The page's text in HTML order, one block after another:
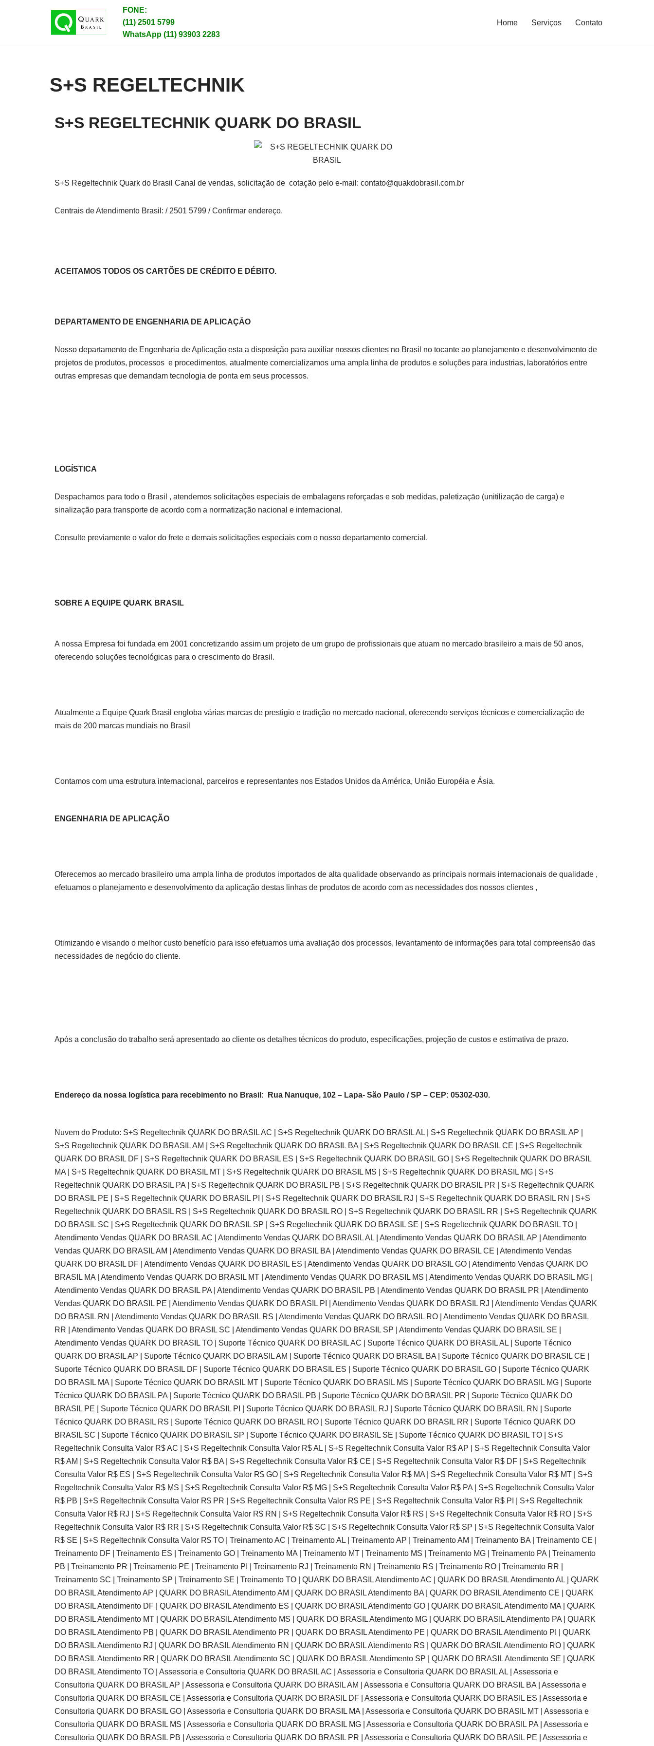
FONE:
(11) 2501 5799
WhatsApp (11) 93903 2283
Home Serviços Contato
S+S REGELTECHNIK
S+S REGELTECHNIK QUARK DO BRASIL
S+S Regeltechnik Quark do Brasil Canal de vendas, solicitação de cotação pelo e-mail: contato@quakdobrasil.com.br
Centrais de Atendimento Brasil: / 2501 5799 / Confirmar endereço.
ACEITAMOS TODOS OS CARTÕES DE CRÉDITO E DÉBITO.
DEPARTAMENTO DE ENGENHARIA DE APLICAÇĀO
Nosso departamento de Engenharia de Aplicação esta a disposição para auxiliar nossos clientes no Brasil no tocante ao planejamento e desenvolvimento de
projetos de produtos, processos e procedimentos, atualmente comercializamos uma ampla linha de produtos e soluções para industrias, laboratórios entre
outras empresas que demandam tecnologia de ponta em seus processos.
LOGÍSTICA
Despachamos para todo o Brasil , atendemos solicitações especiais de embalagens reforçadas e sob medidas, paletizaçāo (unitilizaçāo de carga) e
sinalização para transporte de acordo com a normatização nacional e internacional.
Consulte previamente o valor do frete e demais solicitações especiais com o nosso departamento comercial.
SOBRE A EQUIPE QUARK BRASIL
A nossa Empresa foi fundada em 2001 concretizando assim um projeto de um grupo de profissionais que atuam no mercado brasileiro a mais de 50 anos,
oferecendo soluções tecnológicas para o crescimento do Brasil.
Atualmente a Equipe Quark Brasil engloba várias marcas de prestigio e tradição no mercado nacional, oferecendo serviços técnicos e comercialização de
mais de 200 marcas mundiais no Brasil
Contamos com uma estrutura internacional, parceiros e representantes nos Estados Unidos da América, União Européia e Ásia.
ENGENHARIA DE APLICAÇÃO
Oferecemos ao mercado brasileiro uma ampla linha de produtos importados de alta qualidade observando as principais normais internacionais de qualidade ,
efetuamos o planejamento e desenvolvimento da aplicação destas linhas de produtos de acordo com as necessidades dos nossos clientes ,
Otimizando e visando o melhor custo benefício para isso efetuamos uma avaliação dos processos, levantamento de informações para total compreensão das
necessidades de negócio do cliente.
Após a conclusão do trabalho será apresentado ao cliente os detalhes técnicos do produto, especificações, projeção de custos e estimativa de prazo.
Endereço da nossa logística para recebimento no Brasil: Rua Nanuque, 102 – Lapa- São Paulo / SP – CEP: 05302-030.
Nuvem do Produto: S+S Regeltechnik QUARK DO BRASIL AC | S+S Regeltechnik QUARK DO BRASIL AL | S+S Regeltechnik QUARK DO BRASIL AP |
S+S Regeltechnik QUARK DO BRASIL AM | S+S Regeltechnik QUARK DO BRASIL BA | S+S Regeltechnik QUARK DO BRASIL CE | S+S Regeltechnik
QUARK DO BRASIL DF | S+S Regeltechnik QUARK DO BRASIL ES | S+S Regeltechnik QUARK DO BRASIL GO | S+S Regeltechnik QUARK DO BRASIL
MA | S+S Regeltechnik QUARK DO BRASIL MT | S+S Regeltechnik QUARK DO BRASIL MS | S+S Regeltechnik QUARK DO BRASIL MG | S+S
Regeltechnik QUARK DO BRASIL PA | S+S Regeltechnik QUARK DO BRASIL PB | S+S Regeltechnik QUARK DO BRASIL PR | S+S Regeltechnik QUARK
DO BRASIL PE | S+S Regeltechnik QUARK DO BRASIL PI | S+S Regeltechnik QUARK DO BRASIL RJ | S+S Regeltechnik QUARK DO BRASIL RN | S+S
Regeltechnik QUARK DO BRASIL RS | S+S Regeltechnik QUARK DO BRASIL RO | S+S Regeltechnik QUARK DO BRASIL RR | S+S Regeltechnik QUARK
DO BRASIL SC | S+S Regeltechnik QUARK DO BRASIL SP | S+S Regeltechnik QUARK DO BRASIL SE | S+S Regeltechnik QUARK DO BRASIL TO |
Atendimento Vendas QUARK DO BRASIL AC | Atendimento Vendas QUARK DO BRASIL AL | Atendimento Vendas QUARK DO BRASIL AP | Atendimento
Vendas QUARK DO BRASIL AM | Atendimento Vendas QUARK DO BRASIL BA | Atendimento Vendas QUARK DO BRASIL CE | Atendimento Vendas
QUARK DO BRASIL DF | Atendimento Vendas QUARK DO BRASIL ES | Atendimento Vendas QUARK DO BRASIL GO | Atendimento Vendas QUARK DO
BRASIL MA | Atendimento Vendas QUARK DO BRASIL MT | Atendimento Vendas QUARK DO BRASIL MS | Atendimento Vendas QUARK DO BRASIL MG |
Atendimento Vendas QUARK DO BRASIL PA | Atendimento Vendas QUARK DO BRASIL PB | Atendimento Vendas QUARK DO BRASIL PR | Atendimento
Vendas QUARK DO BRASIL PE | Atendimento Vendas QUARK DO BRASIL PI | Atendimento Vendas QUARK DO BRASIL RJ | Atendimento Vendas QUARK
DO BRASIL RN | Atendimento Vendas QUARK DO BRASIL RS | Atendimento Vendas QUARK DO BRASIL RO | Atendimento Vendas QUARK DO BRASIL
RR | Atendimento Vendas QUARK DO BRASIL SC | Atendimento Vendas QUARK DO BRASIL SP | Atendimento Vendas QUARK DO BRASIL SE |
Atendimento Vendas QUARK DO BRASIL TO | Suporte Técnico QUARK DO BRASIL AC | Suporte Técnico QUARK DO BRASIL AL | Suporte Técnico
QUARK DO BRASIL AP | Suporte Técnico QUARK DO BRASIL AM | Suporte Técnico QUARK DO BRASIL BA | Suporte Técnico QUARK DO BRASIL CE |
Suporte Técnico QUARK DO BRASIL DF | Suporte Técnico QUARK DO BRASIL ES | Suporte Técnico QUARK DO BRASIL GO | Suporte Técnico QUARK
DO BRASIL MA | Suporte Técnico QUARK DO BRASIL MT | Suporte Técnico QUARK DO BRASIL MS | Suporte Técnico QUARK DO BRASIL MG | Suporte
Técnico QUARK DO BRASIL PA | Suporte Técnico QUARK DO BRASIL PB | Suporte Técnico QUARK DO BRASIL PR | Suporte Técnico QUARK DO
BRASIL PE | Suporte Técnico QUARK DO BRASIL PI | Suporte Técnico QUARK DO BRASIL RJ | Suporte Técnico QUARK DO BRASIL RN | Suporte
Técnico QUARK DO BRASIL RS | Suporte Técnico QUARK DO BRASIL RO | Suporte Técnico QUARK DO BRASIL RR | Suporte Técnico QUARK DO
BRASIL SC | Suporte Técnico QUARK DO BRASIL SP | Suporte Técnico QUARK DO BRASIL SE | Suporte Técnico QUARK DO BRASIL TO | S+S
Regeltechnik Consulta Valor R$ AC | S+S Regeltechnik Consulta Valor R$ AL | S+S Regeltechnik Consulta Valor R$ AP | S+S Regeltechnik Consulta Valor
R$ AM | S+S Regeltechnik Consulta Valor R$ BA | S+S Regeltechnik Consulta Valor R$ CE | S+S Regeltechnik Consulta Valor R$ DF | S+S Regeltechnik
Consulta Valor R$ ES | S+S Regeltechnik Consulta Valor R$ GO | S+S Regeltechnik Consulta Valor R$ MA | S+S Regeltechnik Consulta Valor R$ MT | S+S
Regeltechnik Consulta Valor R$ MS | S+S Regeltechnik Consulta Valor R$ MG | S+S Regeltechnik Consulta Valor R$ PA | S+S Regeltechnik Consulta Valor
R$ PB | S+S Regeltechnik Consulta Valor R$ PR | S+S Regeltechnik Consulta Valor R$ PE | S+S Regeltechnik Consulta Valor R$ PI | S+S Regeltechnik
Consulta Valor R$ RJ | S+S Regeltechnik Consulta Valor R$ RN | S+S Regeltechnik Consulta Valor R$ RS | S+S Regeltechnik Consulta Valor R$ RO | S+S
Regeltechnik Consulta Valor R$ RR | S+S Regeltechnik Consulta Valor R$ SC | S+S Regeltechnik Consulta Valor R$ SP | S+S Regeltechnik Consulta Valor
R$ SE | S+S Regeltechnik Consulta Valor R$ TO | Treinamento AC | Treinamento AL | Treinamento AP | Treinamento AM | Treinamento BA | Treinamento CE |
Treinamento DF | Treinamento ES | Treinamento GO | Treinamento MA | Treinamento MT | Treinamento MS | Treinamento MG | Treinamento PA | Treinamento
PB | Treinamento PR | Treinamento PE | Treinamento PI | Treinamento RJ | Treinamento RN | Treinamento RS | Treinamento RO | Treinamento RR |
Treinamento SC | Treinamento SP | Treinamento SE | Treinamento TO | QUARK DO BRASIL Atendimento AC | QUARK DO BRASIL Atendimento AL | QUARK
DO BRASIL Atendimento AP | QUARK DO BRASIL Atendimento AM | QUARK DO BRASIL Atendimento BA | QUARK DO BRASIL Atendimento CE | QUARK
DO BRASIL Atendimento DF | QUARK DO BRASIL Atendimento ES | QUARK DO BRASIL Atendimento GO | QUARK DO BRASIL Atendimento MA | QUARK
DO BRASIL Atendimento MT | QUARK DO BRASIL Atendimento MS | QUARK DO BRASIL Atendimento MG | QUARK DO BRASIL Atendimento PA | QUARK
DO BRASIL Atendimento PB | QUARK DO BRASIL Atendimento PR | QUARK DO BRASIL Atendimento PE | QUARK DO BRASIL Atendimento PI | QUARK
DO BRASIL Atendimento RJ | QUARK DO BRASIL Atendimento RN | QUARK DO BRASIL Atendimento RS | QUARK DO BRASIL Atendimento RO | QUARK
DO BRASIL Atendimento RR | QUARK DO BRASIL Atendimento SC | QUARK DO BRASIL Atendimento SP | QUARK DO BRASIL Atendimento SE | QUARK
DO BRASIL Atendimento TO | Assessoria e Consultoria QUARK DO BRASIL AC | Assessoria e Consultoria QUARK DO BRASIL AL | Assessoria e
Consultoria QUARK DO BRASIL AP | Assessoria e Consultoria QUARK DO BRASIL AM | Assessoria e Consultoria QUARK DO BRASIL BA | Assessoria e
Consultoria QUARK DO BRASIL CE | Assessoria e Consultoria QUARK DO BRASIL DF | Assessoria e Consultoria QUARK DO BRASIL ES | Assessoria e
Consultoria QUARK DO BRASIL GO | Assessoria e Consultoria QUARK DO BRASIL MA | Assessoria e Consultoria QUARK DO BRASIL MT | Assessoria e
Consultoria QUARK DO BRASIL MS | Assessoria e Consultoria QUARK DO BRASIL MG | Assessoria e Consultoria QUARK DO BRASIL PA | Assessoria e
Consultoria QUARK DO BRASIL PB | Assessoria e Consultoria QUARK DO BRASIL PR | Assessoria e Consultoria QUARK DO BRASIL PE | Assessoria e